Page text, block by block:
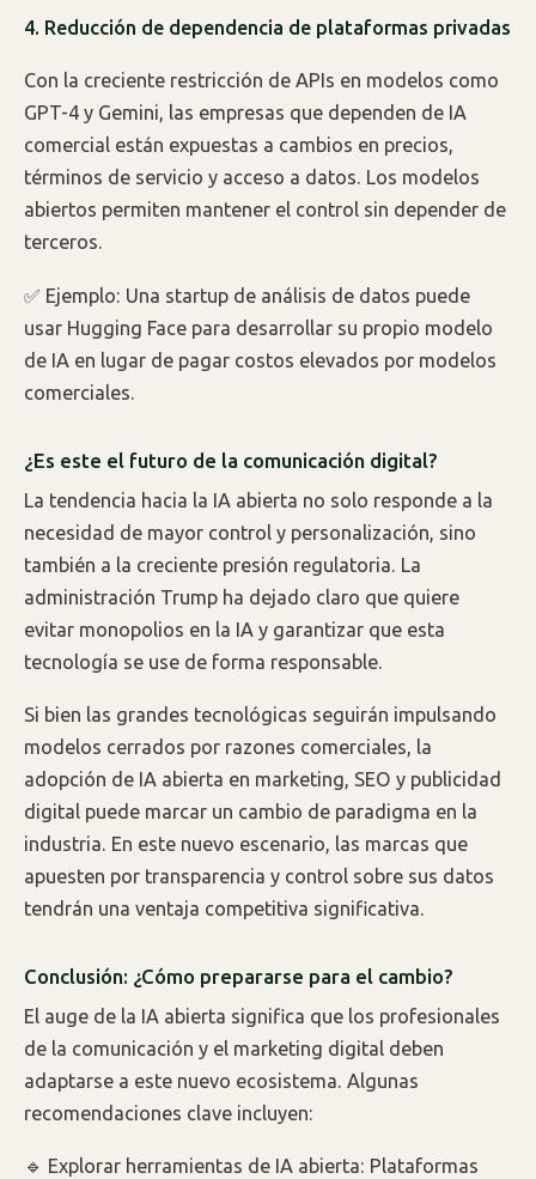
4. Reducción de dependencia de plataformas privadas
Con la creciente restricción de APIs en modelos como
GPT-4 y Gemini, las empresas que dependen de IA
comercial están expuestas a cambios en precios,
términos de servicio y acceso a datos. Los modelos
abiertos permiten mantener el control sin depender de
terceros.
✅ Ejemplo: Una startup de análisis de datos puede
usar Hugging Face para desarrollar su propio modelo
de IA en lugar de pagar costos elevados por modelos
comerciales.
¿Es este el futuro de la comunicación digital?
La tendencia hacia la IA abierta no solo responde a la
necesidad de mayor control y personalización, sino
también a la creciente presión regulatoria. La
administración Trump ha dejado claro que quiere
evitar monopolios en la IA y garantizar que esta
tecnología se use de forma responsable.
Si bien las grandes tecnológicas seguirán impulsando
modelos cerrados por razones comerciales, la
adopción de IA abierta en marketing, SEO y publicidad
digital puede marcar un cambio de paradigma en la
industria. En este nuevo escenario, las marcas que
apuesten por transparencia y control sobre sus datos
tendrán una ventaja competitiva significativa.
Conclusión: ¿Cómo prepararse para el cambio?
El auge de la IA abierta significa que los profesionales
de la comunicación y el marketing digital deben
adaptarse a este nuevo ecosistema. Algunas
recomendaciones clave incluyen:
🔹 Explorar herramientas de IA abierta: Plataformas